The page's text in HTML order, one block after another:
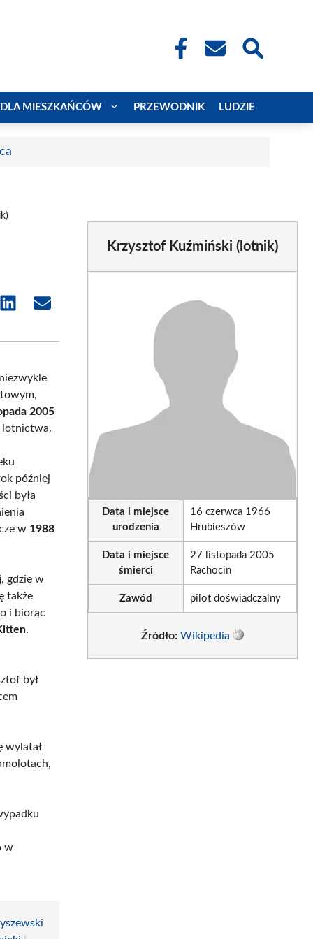
DLA MIESZKAŃCÓW PRZEWODNIK LUDZIE
Share Share
2005
lotnictwa.
później
była
w 1988
, gdzie w
także
i biorąc
.
był
wylatał
w
Krzysztof Kuźmiński (lotnik)
Data i miejsce
urodzenia
16 czerwca 1966
Hrubieszów
Data i miejsce
śmierci
27 listopada 2005
Rachocin
Zawód pilot doświadczalny
Źródło: Wikipedia